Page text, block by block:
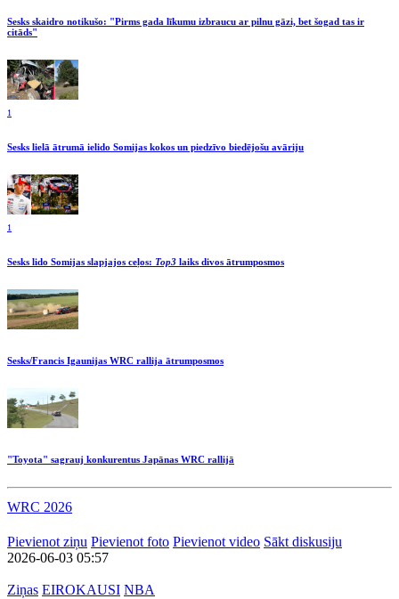
Sesks skaidro notikušo: "Pirms gada līkumu izbraucu ar pilnu gāzi, bet šogad tas ir
citāds"
1
Sesks lielā ātrumā ielido Somijas kokos un piedzīvo biedējošu avāriju
1
Sesks lido Somijas slapjajos ceļos: Top3 laiks divos ātrumposmos
Sesks/Francis Igaunijas WRC rallija ātrumposmos
"Toyota" sagrauj konkurentus Japānas WRC rallijā
WRC 2026
Pievienot ziņu Pievienot foto Pievienot video Sākt diskusiju
2026-06-03 05:57
Ziņas EIROKAUSI NBA